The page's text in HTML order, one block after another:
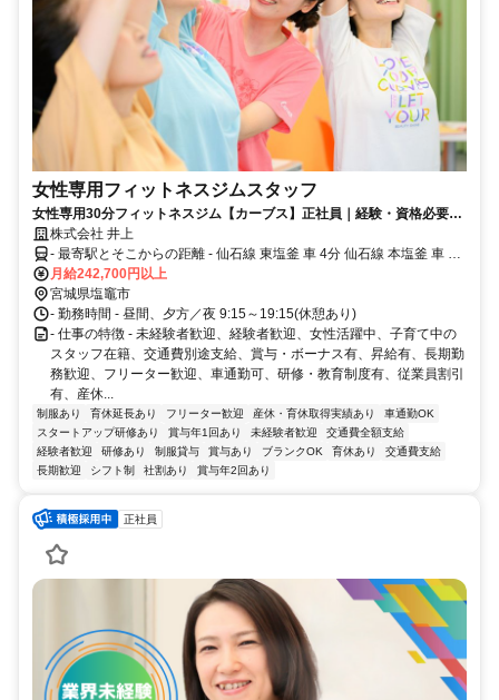
女性専用フィットネスジムスタッフ
女性専用30分フィットネスジム【カーブス】正社員｜経験・資格必要な
し｜未経験入社8割｜日祝休み
株式会社 井上
- 最寄駅とそこからの距離 - 仙石線 東塩釜 車 4分 仙石線 本塩釜 車 8
分 東北本線 塩釜 車 13分 車通勤OK
月給242,700円以上
宮城県塩竈市
- 勤務時間 - 昼間、夕方／夜 9:15～19:15(休憩あり)
- 仕事の特徴 - 未経験者歓迎、経験者歓迎、女性活躍中、子育て中の
スタッフ在籍、交通費別途支給、賞与・ボーナス有、昇給有、長期勤
務歓迎、フリーター歓迎、車通勤可、研修・教育制度有、従業員割引
有、産休...
制服あり 育休延長あり フリーター歓迎 産休・育休取得実績あり
車通勤OK
スタートアップ研修あり
賞与年1回あり 未経験者歓迎
交通費全額支給
経験者歓迎
研修あり 制服貸与 賞与あり ブランクOK 育休あり
交通費支給
長期歓迎
シフト制 社割あり 賞与年2回あり
正社員